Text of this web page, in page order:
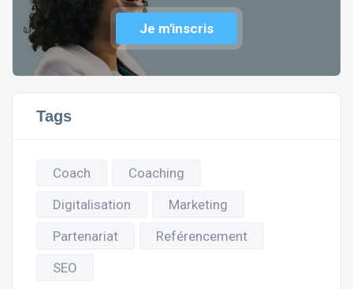
Je m'inscris
Tags
Coach
Coaching
Digitalisation
Marketing
Partenariat
Reférencement
SEO